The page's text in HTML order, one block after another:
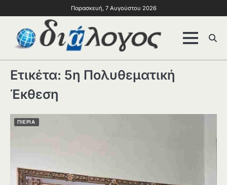
Παρασκευή, 7 Αυγούστου 2026
Ετικέτα: 5η Πολυθεματική
Έκθεση
ΠΙΕΡΙΑ